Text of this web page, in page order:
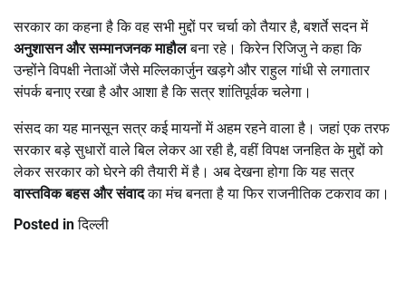
सरकार का कहना है कि वह सभी मुद्दों पर चर्चा को तैयार है, बशर्ते सदन में
अनुशासन और सम्मानजनक माहौलबना रहे। किरेन रिजिजु ने कहा कि
उन्होंने विपक्षी नेताओं जैसे मल्लिकार्जुन खड़गे और राहुल गांधी से लगातार
संपर्क बनाए रखा है और आशा है कि सत्र शांतिपूर्वक चलेगा।
संसद का यह मानसून सत्र कई मायनों में अहम रहने वाला है। जहां एक तरफ
सरकार बड़े सुधारों वाले बिल लेकर आ रही है, वहीं विपक्ष जनहित के मुद्दों को
लेकर सरकार को घेरने की तैयारी में है। अब देखना होगा कि यह सत्र
वास्तविक बहस और संवादका मंच बनता है या फिर राजनीतिक टकराव का।
Posted inदिल्ली